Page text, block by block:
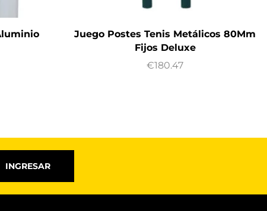
Juego Postes Tenis Metálicos 80Mm
Fijos Deluxe
€180.47
INGRESAR